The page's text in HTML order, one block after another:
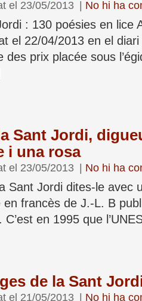
el 23/05/2013 No hi ha
: 130 poésies en lice
el 22/04/2013 en el diari
des prix placée sous
Sant Jordi,
i una rosa
el 23/05/2013 No hi ha
Sant Jordi dites-le avec
en francès de J.-L. B
C’est en 1995 que
de la Sant
el 21/05/2013 No hi ha